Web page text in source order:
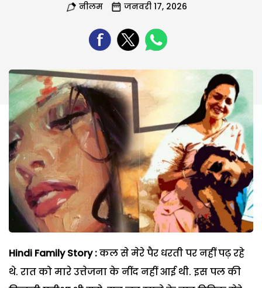
नीलम जनवरी 17, 2026
Hindi Family Story :कल से मेरे पैर धरती पर नहीं पढ़ रहे
थे. रात को मारे उत्तेजना के नींद नहीं आई थी. इस पल की